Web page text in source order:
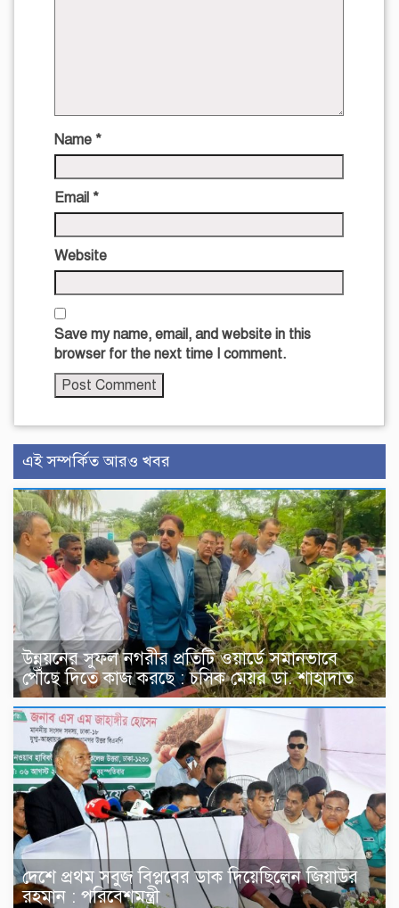
Name *
Email *
Website
Save my name, email, and website in this
browser for the next time I comment.
এই সম্পর্কিত আরও খবর
উন্নয়নের সুফল নগরীর প্রতিটি ওয়ার্ডে সমানভাবে
পৌঁছে দিতে কাজ করছে : চসিক মেয়র ডা. শাহাদাত
দেশে প্রথম সবুজ বিপ্লবের ডাক দিয়েছিলেন জিয়াউর
রহমান : পরিবেশমন্ত্রী